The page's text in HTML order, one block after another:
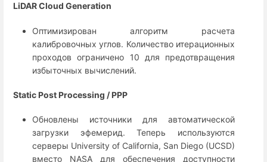
LiDAR Cloud Generation
Оптимизирован алгоритм расчета
калибровочных углов. Количество итерационных
проходов ограничено 10 для предотвращения
избыточных вычислений.
Static Post Processing / PPP
Обновлены источники для автоматической
загрузки эфемерид. Теперь используются
серверы University of California, San Diego (UCSD)
вместо NASA для обеспечения доступности